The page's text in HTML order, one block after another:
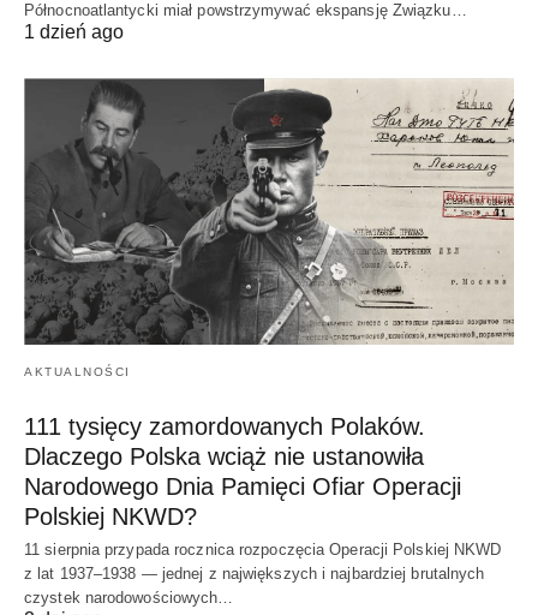
Północnoatlantycki miał powstrzymywać ekspansję Związku…
1 dzień ago
AKTUALNOŚCI
111 tysięcy zamordowanych Polaków.
Dlaczego Polska wciąż nie ustanowiła
Narodowego Dnia Pamięci Ofiar Operacji
Polskiej NKWD?
11 sierpnia przypada rocznica rozpoczęcia Operacji Polskiej NKWD
z lat 1937–1938 — jednej z największych i najbardziej brutalnych
czystek narodowościowych…